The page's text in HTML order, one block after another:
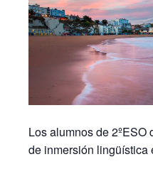
Los alumnos de
de inmersión lingüística